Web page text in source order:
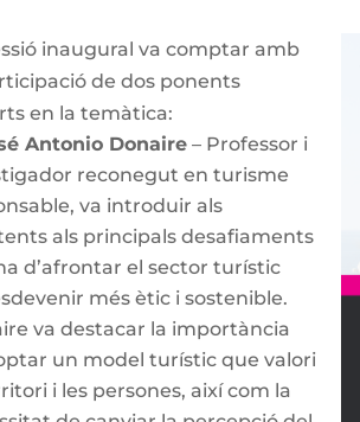
inaugural va comptar amb
de dos ponents
en la temàtica:
Antonio Donaire – Professor i
reconegut en turisme
va introduir als
als principals desafiaments
d’afrontar el sector turístic
més ètic i sostenible.
va destacar la importància
un model turístic que valori
i les persones, així com la